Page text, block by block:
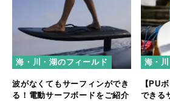
海・川・湖のフィールド
波がなくてもサーフィンができ
る！電動サーフボードをご紹介
海・
【PU
できる